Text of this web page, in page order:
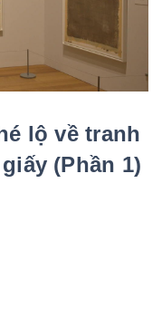
lộ về tranh
(Phần 1)